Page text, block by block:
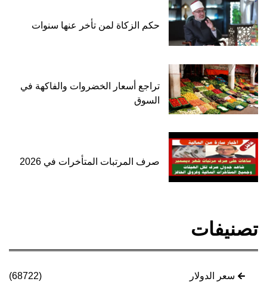
حكم الزكاة لمن تأخر عنها سنوات
تراجع أسعار الخضروات والفاكهة في
السوق
صرف المرتبات المتأخرات في 2026
تصنيفات
سعر الدولار (68722)